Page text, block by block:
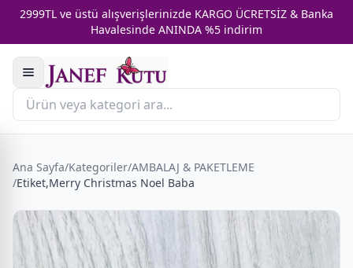
2999TL ve üstü alışverişlerinizde KARGO ÜCRETSİZ & Banka
Havalesinde ANINDA %5 indirim
Ana Sayfa/Kategoriler/AMBALAJ & PAKETLEME
/Etiket,Merry Christmas Noel Baba